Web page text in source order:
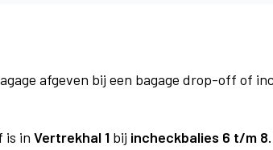
afgeven bij een bagage drop-off of
is in Vertrekhal 1 bij incheckbalies 6 t/m 8.